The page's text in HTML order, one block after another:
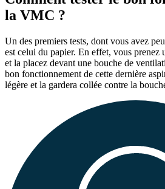
la VMC ?
Un des premiers tests, dont vous avez
est celui du papier. En effet, vous prenez
et la placez devant une bouche de
bon fonctionnement de cette dernière
légère et la gardera collée contre la